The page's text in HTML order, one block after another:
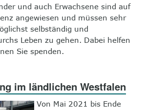
und auch Erwachsene sind auf
angewiesen und müssen sehr
selbständig und
Leben zu gehen. Dabei helfen
Sie spenden.
im ländlichen Westfalen
Von Mai 2021 bis Ende